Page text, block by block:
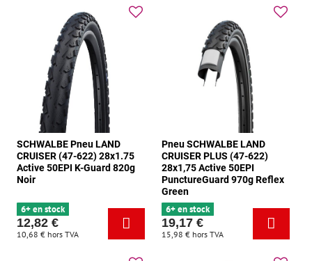
SCHWALBE Pneu LAND
CRUISER (47-622) 28x1.75
Active 50EPI K-Guard 820g
Noir
6+ en stock
12,82 €
10,68 € hors TVA
Pneu SCHWALBE LAND
CRUISER PLUS (47-622)
28x1,75 Active 50EPI
PunctureGuard 970g Reflex
Green
6+ en stock
19,17 €
15,98 € hors TVA